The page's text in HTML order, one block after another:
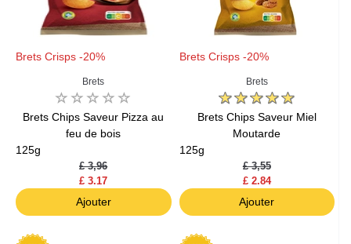
Brets Crisps -20%
Brets
Brets Chips Saveur Pizza au
feu de bois
125g
£ 3,96
£ 3.17
Ajouter
Brets Crisps -20%
Brets
Brets Chips Saveur Miel
Moutarde
125g
£ 3,55
£ 2.84
Ajouter